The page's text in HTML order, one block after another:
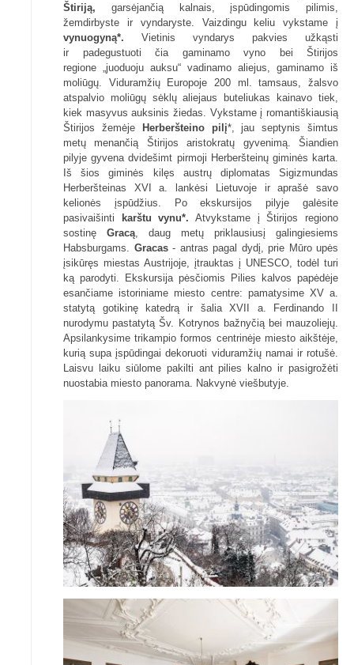
Štiriją, garsėjančią kalnais, įspūdingomis pilimis,
žemdirbyste ir vyndaryste. Vaizdingu keliu vykstame į
vynuogyną*. Vietinis vyndarys pakvies užkąsti
ir padegustuoti čia gaminamo vyno bei Štirijos
regione „juoduoju auksu“ vadinamo aliejus, gaminamo iš
moliūgų. Viduramžių Europoje 200 ml. tamsaus, žalsvo
atspalvio moliūgų sėklų aliejaus buteliukas kainavo tiek,
kiek masyvus auksinis žiedas. Vykstame į romantiškiausią
Štirijos žemėje Herberšteino pilį*, jau septynis šimtus
metų menančią Štirijos aristokratų gyvenimą. Šiandien
pilyje gyvena dvidešimt pirmoji Herberšteinų giminės karta.
Iš šios giminės kilęs austrų diplomatas Sigizmundas
Herberšteinas XVI a. lankėsi Lietuvoje ir aprašė savo
kelionės įspūdžius. Po ekskursijos pilyje galėsite
pasivaišinti karštu vynu*. Atvykstame į Štirijos regiono
sostinę Gracą, daug metų priklausiusį galingiesiems
Habsburgams. Gracas- antras pagal dydį, prie Mūro upės
įsikūręs miestas Austrijoje, įtrauktas į UNESCO, todėl turi
ką parodyti. Ekskursija pėsčiomis Pilies kalvos papėdėje
esančiame istoriniame miesto centre: pamatysime XV a.
statytą gotikinę katedrą ir šalia XVII a. Ferdinando II
nurodymu pastatytą Šv. Kotrynos bažnyčią bei mauzoliejų.
Apsilankysime trikampio formos centrinėje miesto aikštėje,
kurią supa įspūdingai dekoruoti viduramžių namai ir rotušė.
Laisvu laiku siūlome pakilti ant pilies kalno ir pasigrožėti
nuostabia miesto panorama. Nakvynė viešbutyje.